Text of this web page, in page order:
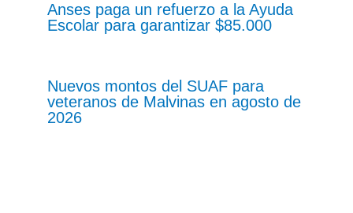
Anses paga un refuerzo a la Ayuda
Escolar para garantizar $85.000
Nuevos montos del SUAF para
veteranos de Malvinas en agosto de
2026